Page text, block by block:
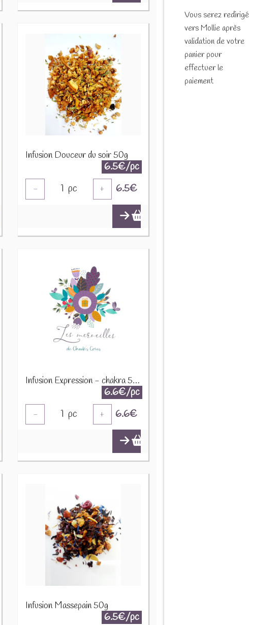
Infusion Douceur du soir 50g
6.5€/pc
- 1 pc + 6.5€
Infusion Expression - chakra 5 - 50g
6.6€/pc
- 1 pc + 6.6€
Infusion Massepain 50g
6.5€/pc
Vous serez redirigé
vers Mollie après
validation de votre
panier pour
effectuer le
paiement